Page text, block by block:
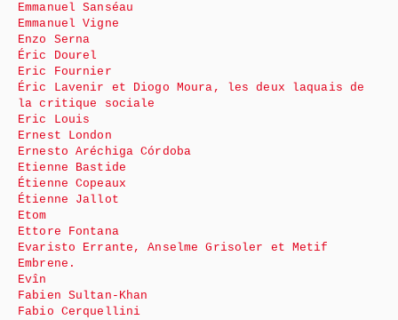
Emmanuel Sanséau
Emmanuel Vigne
Enzo Serna
Éric Dourel
Eric Fournier
Éric Lavenir et Diogo Moura, les deux laquais de
la critique sociale
Eric Louis
Ernest London
Ernesto Aréchiga Córdoba
Etienne Bastide
Étienne Copeaux
Étienne Jallot
Etom
Ettore Fontana
Evaristo Errante, Anselme Grisoler et Metif
Embrene.
Evîn
Fabien Sultan-Khan
Fabio Cerquellini